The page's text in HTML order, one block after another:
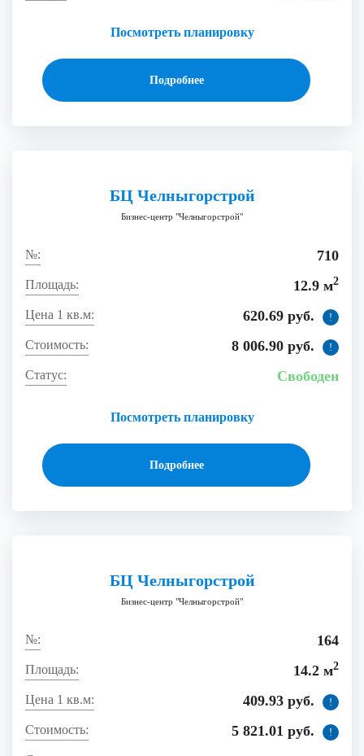
Посмотреть планировку
Подробнее
БЦ Челныгорстрой
Бизнес-центр "Челныгорстрой"
710
12.9 м2
620.69 руб. !
8 006.90 руб. !
Посмотреть планировку
Свободен
Подробнее
БЦ Челныгорстрой
Бизнес-центр "Челныгорстрой"
164
14.2 м2
409.93 руб. !
5 821.01 руб. !